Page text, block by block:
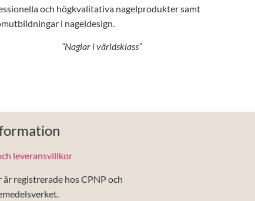
och högkvalitativa nagelprodukter samt
i nageldesign.
”Naglar i världsklass”
leveransvillkor
registrerade hos CPNP och